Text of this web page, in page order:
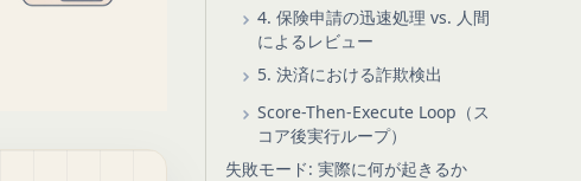
4. 保険申請の迅速処理 vs. 人間
によるレビュー
5. 決済における詐欺検出
Score-Then-Execute Loop（ス
コア後実行ループ）
失敗モード: 実際に何が起きるか